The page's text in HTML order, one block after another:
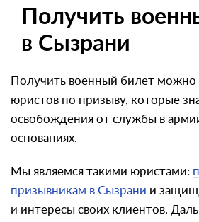
Получить
в Сызрани
Получить военный билет
юристов по призыву, которые
освобождения от службы в
основаниях.
Мы являемся такими юристами:
призывникам в Сызрани и
и интересы своих клиентов.